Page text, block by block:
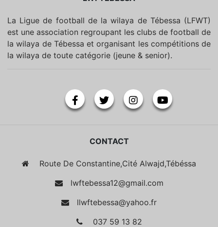
La Ligue de football de la wilaya de Tébessa (LFWT)
est une association regroupant les clubs de football de
la wilaya de Tébessa et organisant les compétitions de
la wilaya de toute catégorie (jeune & senior).
CONTACT
Route De Constantine,Cité Alwajd,Tébéssa
lwftebessa12@gmail.com
llwftebessa@yahoo.fr
037 59 13 82